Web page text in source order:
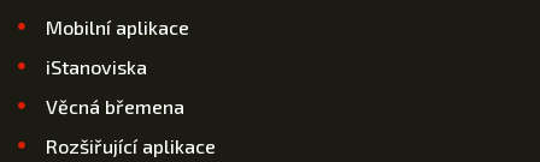
Mobilní aplikace
iStanoviska
Věcná břemena
Rozšiřující aplikace